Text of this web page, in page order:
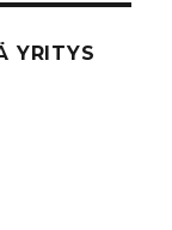
SIVU
YRITYS